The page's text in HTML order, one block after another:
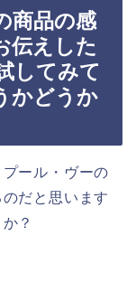
商品の感
伝えした
してみて
かどうか
ール・ヴーの
だと思います
？